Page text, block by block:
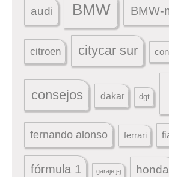
audi BMW BMW-
citroen citycar sur
consejos dakar dgt
fernando alonso ferrari
fórmula 1 garaje j-j honda